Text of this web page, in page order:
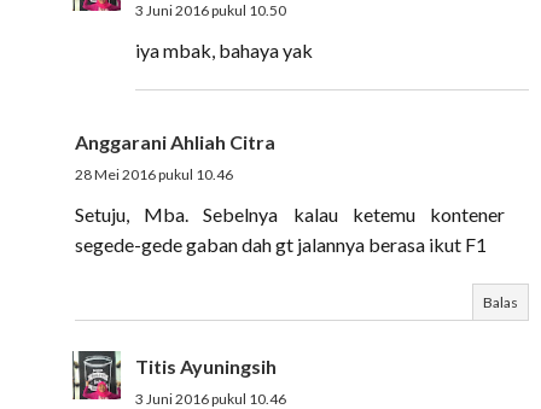
3 Juni 2016 pukul 10.50
iya mbak, bahaya yak
Anggarani Ahliah Citra
28 Mei 2016 pukul 10.46
Setuju, Mba. Sebelnya kalau ketemu kontener
segede-gede gaban dah gt jalannya berasa ikut F1
Balas
Titis Ayuningsih
3 Juni 2016 pukul 10.46